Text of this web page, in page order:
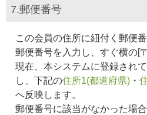
7.郵便番号
この会員の住所に紐付く郵便
郵便番号を入力し、すぐ横の[
現在、本システムに登録され
し、下記の住所1(都道府県) ・
へ反映します。
郵便番号に該当がなかった場